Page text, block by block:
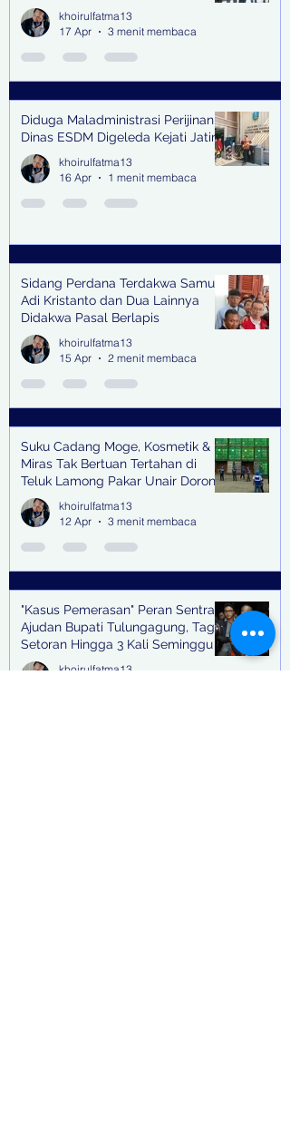
Kejari Surabaya
khoirulfatma13
17 Apr
3 menit membaca
Diduga Maladministrasi Perijinan,
Dinas ESDM Digeleda Kejati Jatim
khoirulfatma13
16 Apr
1 menit membaca
Sidang Perdana Terdakwa Samuel
Adi Kristanto dan Dua Lainnya
Didakwa Pasal Berlapis
khoirulfatma13
15 Apr
2 menit membaca
Suku Cadang Moge, Kosmetik &
Miras Tak Bertuan Tertahan di
Teluk Lamong Pakar Unair Dorong
Bea Cukai Kejar Big Bos Impor
Ilegal
khoirulfatma13
12 Apr
3 menit membaca
"Kasus Pemerasan" Peran Sentral
Ajudan Bupati Tulungagung, Tagih
Setoran Hingga 3 Kali Seminggu
khoirulfatma13